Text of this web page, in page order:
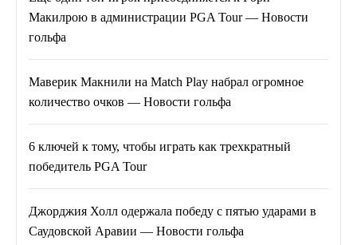
Макилрою в администрации PGA Tour — Новости
гольфа
Маверик Макнили на Match Play набрал огромное
количество очков — Новости гольфа
6 ключей к тому, чтобы играть как трехкратный
победитель PGA Tour
Джорджия Холл одержала победу с пятью ударами в
Саудовской Аравии — Новости гольфа